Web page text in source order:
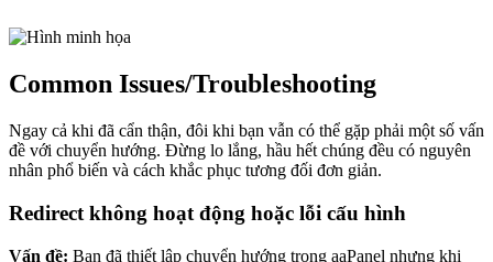
Common Issues/Troubleshooting
Ngay cả khi đã cẩn thận, đôi khi bạn vẫn có thể gặp phải một số vấn
đề với chuyển hướng. Đừng lo lắng, hầu hết chúng đều có nguyên
nhân phổ biến và cách khắc phục tương đối đơn giản.
Redirect không hoạt động hoặc lỗi cấu hình
Vấn đề: Bạn đã thiết lập chuyển hướng trong aaPanel nhưng khi